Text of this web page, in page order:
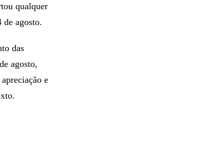
qualquer
agosto.
das
agosto,
e